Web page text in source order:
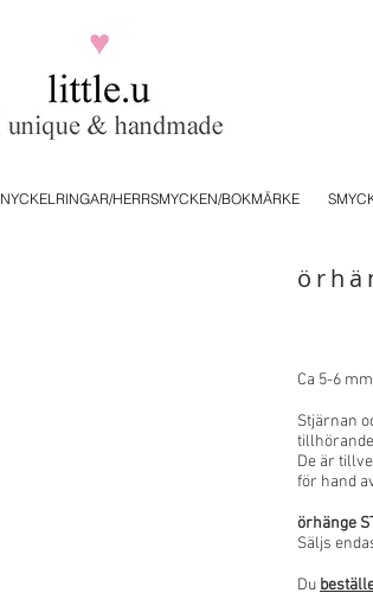
NYCKELRINGAR/HERRSMYCKEN/BOKMÄRKE
Ca 5-6
Stjärnan
De är
för hand
örhänge
Säljs
Du